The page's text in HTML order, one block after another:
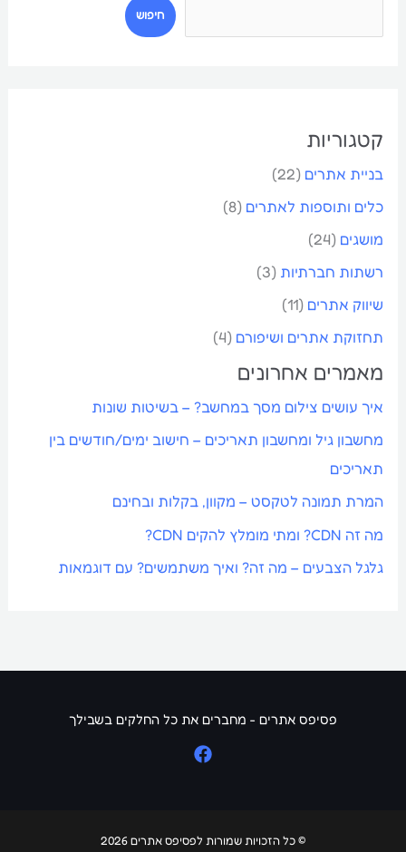
פ
חיפוש
קטגוריות
בניית אתרים (22)
כלים ותוספות לאתרים (8)
מושגים (24)
רשתות חברתיות (3)
שיווק אתרים (11)
תחזוקת אתרים ושיפורם (4)
מאמרים אחרונים
איך עושים צילום מסך במחשב? – בשיטות שונות
מחשבון גיל ומחשבון תאריכים – חישוב ימים/חודשים בין
תאריכים
המרת תמונה לטקסט – מקוון, בקלות ובחינם
מה זה CDN? ומתי מומלץ להקים CDN?
גלגל הצבעים – מה זה? ואיך משתמשים? עם דוגמאות
פסיפס אתרים - מחברים את כל החלקים בשבילך
© כל הזכויות שמורות לפסיפס אתרים 2026